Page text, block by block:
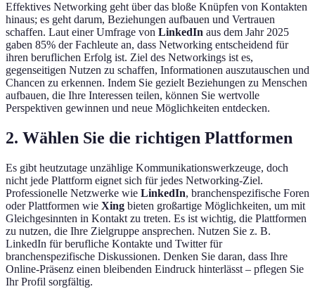
Effektives Networking geht über das bloße Knüpfen von Kontakten
hinaus; es geht darum, Beziehungen aufbauen und Vertrauen
schaffen. Laut einer Umfrage von LinkedIn aus dem Jahr 2025
gaben 85% der Fachleute an, dass Networking entscheidend für
ihren beruflichen Erfolg ist. Ziel des Networkings ist es,
gegenseitigen Nutzen zu schaffen, Informationen auszutauschen und
Chancen zu erkennen. Indem Sie gezielt Beziehungen zu Menschen
aufbauen, die Ihre Interessen teilen, können Sie wertvolle
Perspektiven gewinnen und neue Möglichkeiten entdecken.
2. Wählen Sie die richtigen Plattformen
Es gibt heutzutage unzählige Kommunikationswerkzeuge, doch
nicht jede Plattform eignet sich für jedes Networking-Ziel.
Professionelle Netzwerke wie LinkedIn, branchenspezifische Foren
oder Plattformen wie Xing bieten großartige Möglichkeiten, um mit
Gleichgesinnten in Kontakt zu treten. Es ist wichtig, die Plattformen
zu nutzen, die Ihre Zielgruppe ansprechen. Nutzen Sie z. B.
LinkedIn für berufliche Kontakte und Twitter für
branchenspezifische Diskussionen. Denken Sie daran, dass Ihre
Online-Präsenz einen bleibenden Eindruck hinterlässt – pflegen Sie
Ihr Profil sorgfältig.